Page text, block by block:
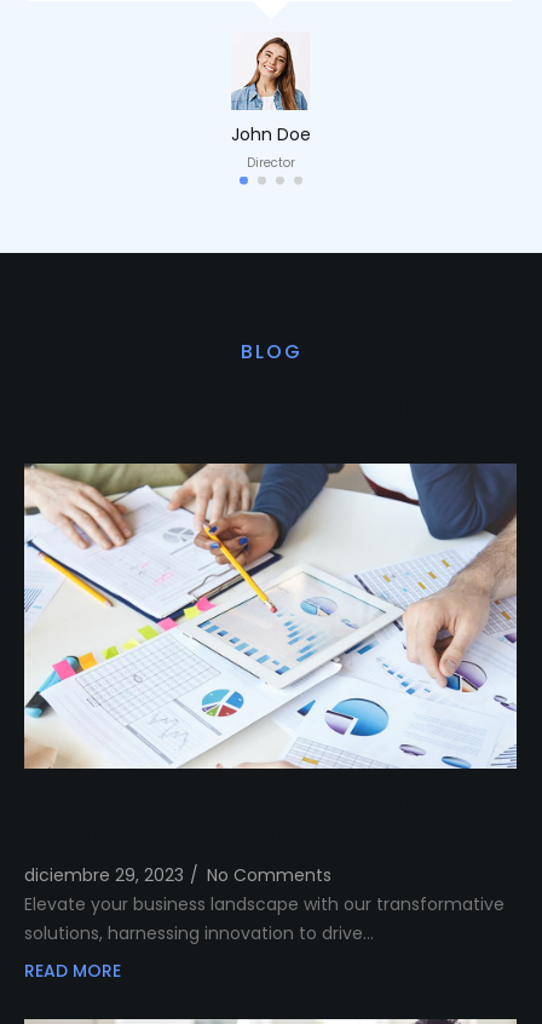
John Doe
Director
BLOG
diciembre 29, 2023 / No Comments
Elevate your business landscape with our transformative
solutions, harnessing innovation to drive…
READ MORE